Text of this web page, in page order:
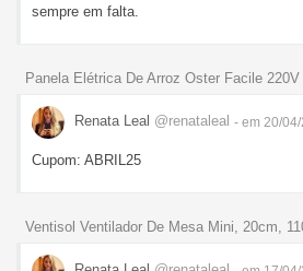
sempre em falta.
Panela Elétrica De Arroz Oster Facile 220V
Renata Leal @renataleal - em 20/
Cupom: ABRIL25
Ventisol Ventilador De Mesa Mini, 20cm,